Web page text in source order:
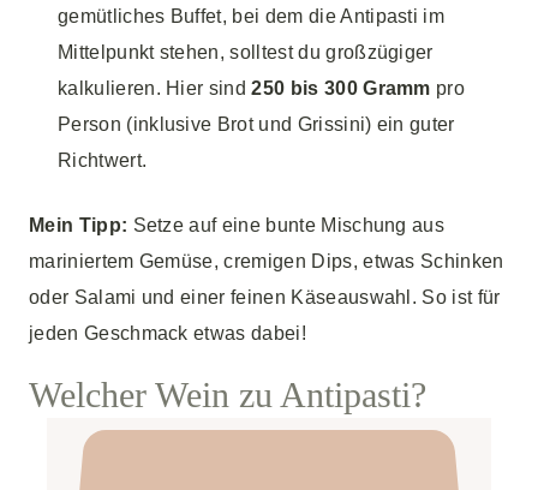
gemütliches Buffet, bei dem die Antipasti im
Mittelpunkt stehen, solltest du großzügiger
kalkulieren. Hier sind250 bis 300 Gramm pro
Person (inklusive Brot und Grissini) ein guter
Richtwert.
Mein Tipp: Setze auf eine bunte Mischung aus
mariniertem Gemüse, cremigen Dips, etwas Schinken
oder Salami und einer feinen Käseauswahl. So ist für
jeden Geschmack etwas dabei!
Welcher Wein zu Antipasti?